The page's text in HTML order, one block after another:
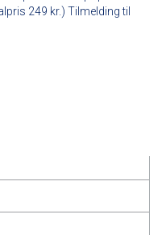
249 kr.) Tilmelding til